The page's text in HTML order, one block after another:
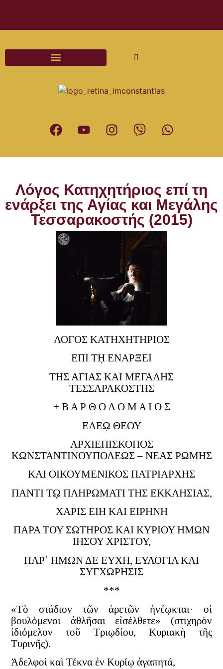
Λόγος Κατηχητήριος επί τη
ενάρξει της Αγίας και Μεγάλης
Τεσσαρακοστής (2015)
ΛΟΓΟΣ ΚΑΤΗΧΗΤΗΡΙΟΣ
ΕΠΙ Τῌ ΕΝΑΡΞΕΙ
ΤΗΣ ΑΓΙΑΣ ΚΑΙ ΜΕΓΑΛΗΣ
ΤΕΣΣΑΡΑΚΟΣΤΗΣ
+ Β Α Ρ Θ Ο Λ Ο Μ Α Ι Ο Σ
ΕΛΕῼ ΘΕΟΥ
ΑΡΧΙΕΠΙΣΚΟΠΟΣ
ΚΩΝΣΤΑΝΤΙΝΟΥΠΟΛΕΩΣ – ΝΕΑΣ ΡΩΜΗΣ
ΚΑΙ ΟΙΚΟΥΜΕΝΙΚΟΣ ΠΑΤΡΙΑΡΧΗΣ
ΠΑΝΤΙ Τῼ ΠΛΗΡΩΜΑΤΙ ΤΗΣ ΕΚΚΛΗΣΙΑΣ,
ΧΑΡΙΣ ΕΙΗ ΚΑΙ ΕΙΡΗΝΗ
ΠΑΡΑ ΤΟΥ ΣΩΤΗΡΟΣ ΚΑΙ ΚΥΡΙΟΥ ΗΜΩΝ
ΙΗΣΟΥ ΧΡΙΣΤΟΥ,
ΠΑΡ᾿ HΜΩΝ ΔΕ ΕΥΧΗ, ΕΥΛΟΓΙΑ ΚΑΙ
ΣΥΓΧΩΡΗΣΙΣ
***
«Τὸ στάδιον τῶν ἀρετῶν ἠνέῳκται· οἱ
βουλόμενοι ἀθλῆσαι εἰσέλθετε» (στιχηρὸν
ἰδιόμελον τοῦ Τριῳδίου, Κυριακὴ τῆς
Τυρινῆς).
Ἀδελφοὶ καὶ Τέκνα ἐν Κυρίῳ ἀγαπητά,